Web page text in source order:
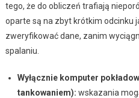
tego, że do obliczeń trafiają
oparte są na zbyt krótkim odcinku
zweryfikować dane, zanim
spalaniu.
Wyłącznie komputer
tankowaniem): wskazania